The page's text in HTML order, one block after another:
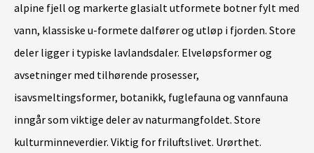
alpine fjell og markerte glasialt utformete botner fylt med
vann, klassiske u-formete dalfører og utløp i fjorden. Store
deler ligger i typiske lavlandsdaler. Elveløpsformer og
avsetninger med tilhørende prosesser,
isavsmeltingsformer, botanikk, fuglefauna og vannfauna
inngår som viktige deler av naturmangfoldet. Store
kulturminneverdier. Viktig for friluftslivet. Urørthet.